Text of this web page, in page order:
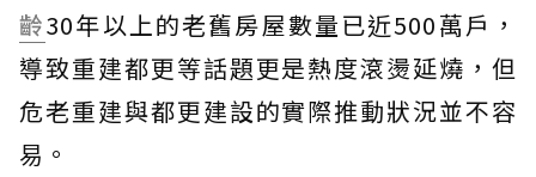
齡30年以上的老舊房屋數量已近500萬戶，
導致重建都更等話題更是熱度滾燙延燒，但
危老重建與都更建設的實際推動狀況並不容
易。